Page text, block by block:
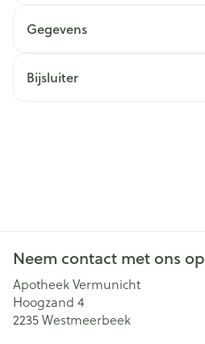
Gegevens
Bijsluiter
Neem contact met ons op
Apotheek Vermunicht
Hoogzand 4
2235Westmeerbeek